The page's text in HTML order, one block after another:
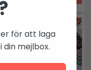
för att laga
mejlbox.